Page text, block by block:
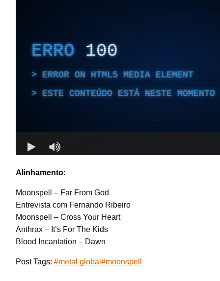
Alinhamento:
Moonspell – Far From God
Entrevista com Fernando Ribeiro
Moonspell – Cross Your Heart
Anthrax – It’s For The Kids
Blood Incantation – Dawn
Post Tags: #metal global #moonspell